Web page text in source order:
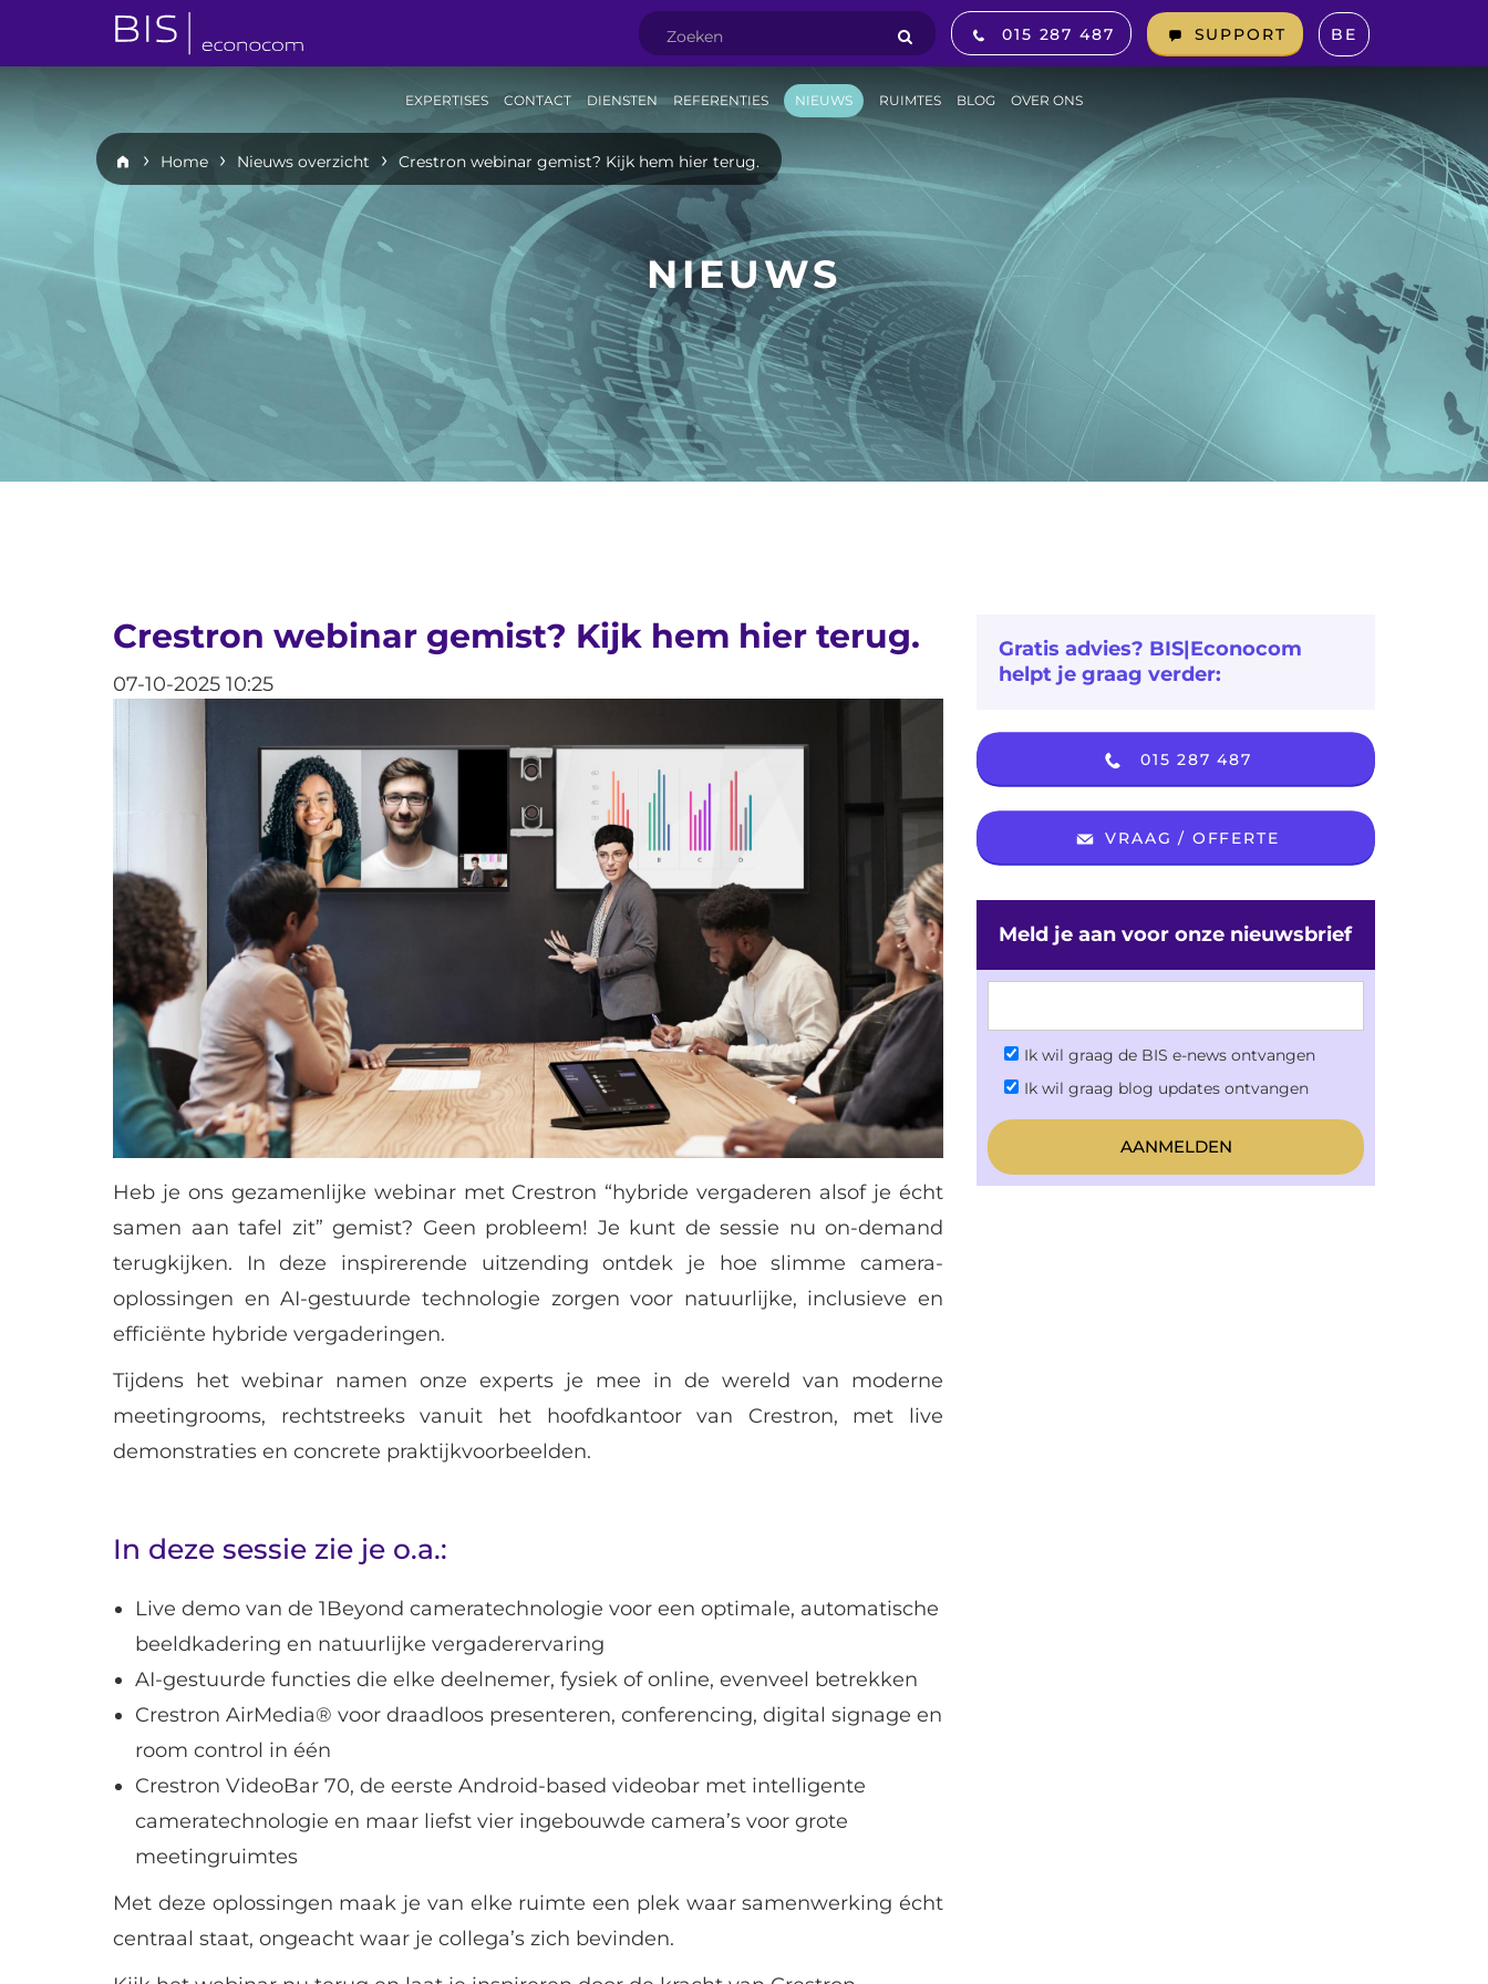
015 287 487 SUPPORT BE
EXPERTISES CONTACT DIENSTEN REFERENTIES NIEUWS RUIMTES BLOG OVER ONS
Home Nieuws overzicht Crestron webinar gemist? Kijk hem hier terug.
NIEUWS
Crestron webinar gemist? Kijk hem hier terug.
07-10-2025 10:25
Heb je ons gezamenlijke webinar met Crestron “hybride vergaderen alsof je écht
samen aan tafel zit” gemist? Geen probleem! Je kunt de sessie nu on-demand
terugkijken. In deze inspirerende uitzending ontdek je hoe slimme camera-
oplossingen en AI-gestuurde technologie zorgen voor natuurlijke, inclusieve en
efficiënte hybride vergaderingen.
Tijdens het webinar namen onze experts je mee in de wereld van moderne
meetingrooms, rechtstreeks vanuit het hoofdkantoor van Crestron, met live
demonstraties en concrete praktijkvoorbeelden.
In deze sessie zie je o.a.:
Live demo van de 1Beyond cameratechnologie voor een optimale, automatische
beeldkadering en natuurlijke vergaderervaring
AI-gestuurde functies die elke deelnemer, fysiek of online, evenveel betrekken
Crestron AirMedia® voor draadloos presenteren, conferencing, digital signage en
room control in één
Crestron VideoBar 70, de eerste Android-based videobar met intelligente
cameratechnologie en maar liefst vier ingebouwde camera’s voor grote
meetingruimtes
Met deze oplossingen maak je van elke ruimte een plek waar samenwerking écht
centraal staat, ongeacht waar je collega’s zich bevinden.
Gratis advies? BIS|Econocom
helpt je graag verder:
015 287 487
VRAAG / OFFERTE
Meld je aan voor onze nieuwsbrief
Ik wil graag de BIS e-news ontvangen
Ik wil graag blog updates ontvangen